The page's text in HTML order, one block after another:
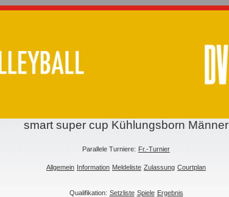
smart super cup Kühlungsborn Männer
Parallele Turniere: Fr.-Turnier
Allgemein Information Meldeliste Zulassung Courtplan
Qualifikation: Setzliste Spiele Ergebnis